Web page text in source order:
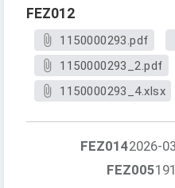
FEZ012
1150000293.pdf
1150000293_2.pdf
1150000293_4.xlsx
FEZ0142026-
FEZ005191